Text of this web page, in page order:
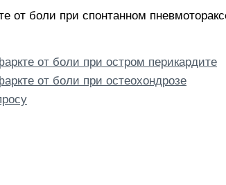
от боли при спонтанном
от боли при остром перикардите
от боли при остеохондрозе